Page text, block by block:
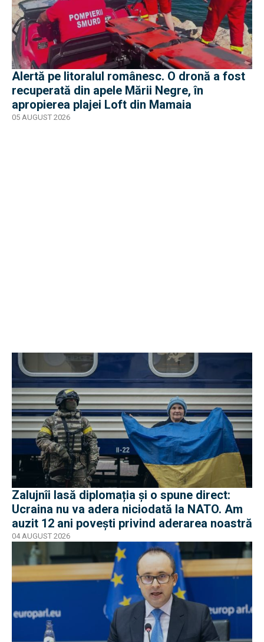
Alertă pe litoralul românesc. O dronă a fost
recuperată din apele Mării Negre, în
apropierea plajei Loft din Mamaia
05 AUGUST 2026
Zalujnîi lasă diplomația și o spune direct:
Ucraina nu va adera niciodată la NATO. Am
auzit 12 ani povești privind aderarea noastră
04 AUGUST 2026